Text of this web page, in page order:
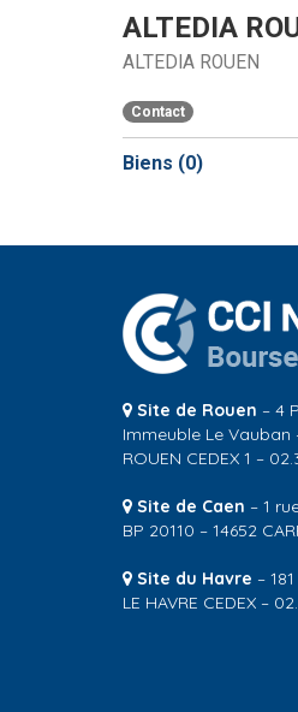
ALTEDIA
ALTEDIA ROUEN
Contact
Biens (0)
Site de Rouen – 4
Immeuble Le Vauban
ROUEN CEDEX 1 –
Site de Caen – 1
BP 20110 – 14652
Site du Havre –
LE HAVRE CEDEX –